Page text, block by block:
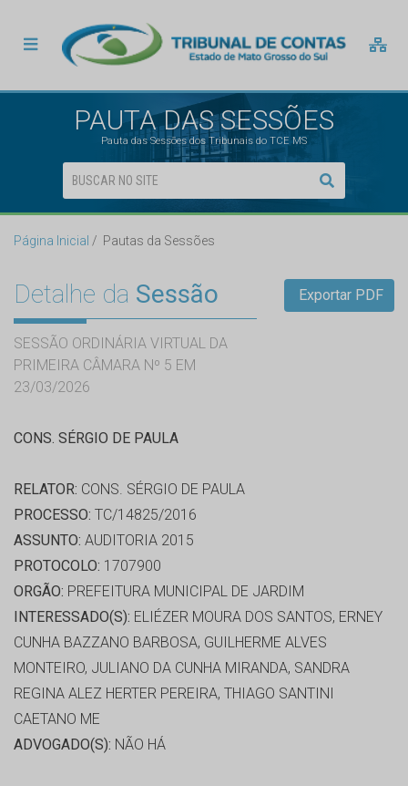
PAUTA DAS SESSÕES
Pauta das Sessões dos Tribunais do TCE MS
Página Inicial Pautas da Sessões
Detalhe da Sessão
SESSÃO ORDINÁRIA VIRTUAL DA
PRIMEIRA CÂMARA Nº 5 EM
23/03/2026
Exportar PDF
CONS. SÉRGIO DE PAULA
RELATOR: CONS. SÉRGIO DE PAULA
PROCESSO: TC/14825/2016
ASSUNTO: AUDITORIA 2015
PROTOCOLO: 1707900
ORGÃO: PREFEITURA MUNICIPAL DE JARDIM
INTERESSADO(S): ELIÉZER MOURA DOS SANTOS, ERNEY
CUNHA BAZZANO BARBOSA, GUILHERME ALVES
MONTEIRO, JULIANO DA CUNHA MIRANDA, SANDRA
REGINA ALEZ HERTER PEREIRA, THIAGO SANTINI
CAETANO ME
ADVOGADO(S): NÃO HÁ